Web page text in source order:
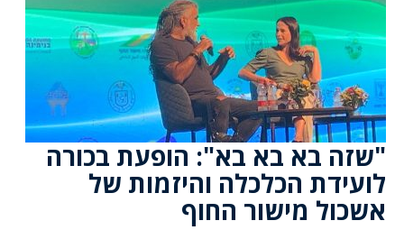
"שזה בא בא בא": הופעת בכורה
לועידת הכלכלה והיזמות של
אשכול מישור החוף